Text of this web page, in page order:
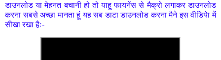
डाउनलोड या मेहनत बचानी हो तो याहू फायनेंस से मैक्रो लगाकर डाउनलोड
करना सबसे अच्छा मानता हूं यह सब डाटा डाउनलोड करना मैने इस वीडियेा में
सीखा रखा हैः-